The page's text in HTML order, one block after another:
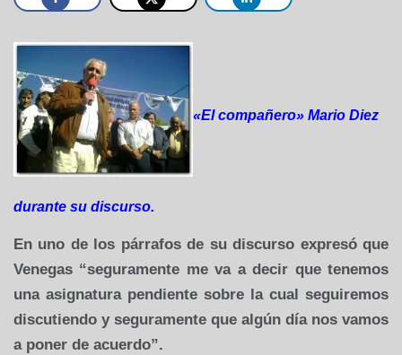
«El compañero» Mario Diez
durante su discurso.
En uno de los párrafos de su discurso expresó que
Venegas “seguramente me va a decir que tenemos
una asignatura pendiente sobre la cual seguiremos
discutiendo y seguramente que algún día nos vamos
a poner de acuerdo”.